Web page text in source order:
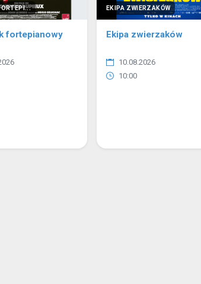
fortepianowy
EKIPA ZWIERZAKÓW
Ekipa zwierzaków
10.08.2026
10:00